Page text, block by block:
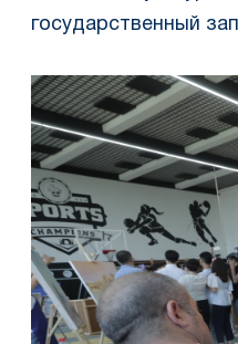
государственный